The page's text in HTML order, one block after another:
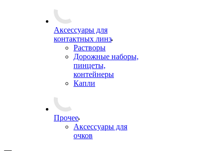
Аксессуары для
контактных линз
Растворы
Дорожные наборы,
пинцеты,
контейнеры
Капли
Прочее
Аксессуары для
очков